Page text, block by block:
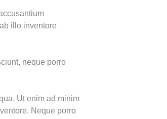
illo inventore
neque porro
Ut enim ad minim
Neque porro